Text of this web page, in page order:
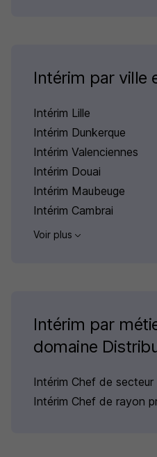
Intérim par ville
Intérim Lille
Intérim Dunkerque
Intérim Valenciennes
Intérim Douai
Intérim Maubeuge
Intérim Cambrai
Voir plus
Intérim par
domaine
Intérim Chef de secteur
Intérim Chef de rayon